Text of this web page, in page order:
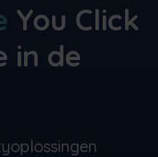
You Click
in de